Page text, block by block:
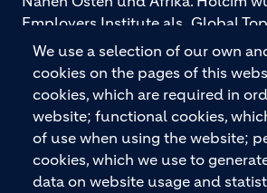
We use a selection of our own
cookies on the pages of this
cookies, which are required in
website; functional cookies,
of use when using the website;
cookies, which we use to
data on website usage and
Employers Institute als „Global
2026“ ausgezeichnet. Holcim
Baustoffe und integrierte
gesamten Bauprozess – vom
Boden bis zu Wänden und
Premiummarken wie ECOPact,
ECOCycle und Ytong.